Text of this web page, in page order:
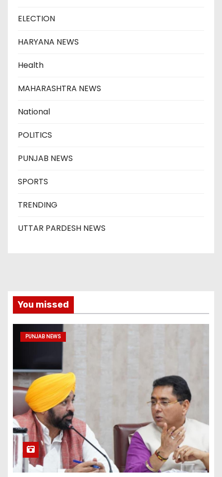
ELECTION
HARYANA NEWS
Health
MAHARASHTRA NEWS
National
POLITICS
PUNJAB NEWS
SPORTS
TRENDING
UTTAR PARDESH NEWS
You missed
PUNJAB NEWS